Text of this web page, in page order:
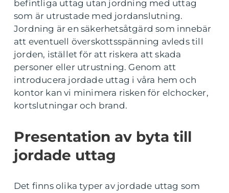
befintliga uttag utan jordning med uttag
som är utrustade med jordanslutning.
Jordning är en säkerhetsåtgärd som innebär
att eventuell överskottsspänning avleds till
jorden, istället för att riskera att skada
personer eller utrustning. Genom att
introducera jordade uttag i våra hem och
kontor kan vi minimera risken för elchocker,
kortslutningar och brand.
Presentation av byta till
jordade uttag
Det finns olika typer av jordade uttag som